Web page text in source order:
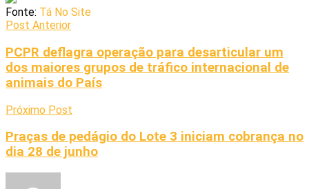
Fonte: Tá No Site
Post Anterior
PCPR deflagra operação para desarticular um
dos maiores grupos de tráfico internacional de
animais do País
Próximo Post
Praças de pedágio do Lote 3 iniciam cobrança no
dia 28 de junho